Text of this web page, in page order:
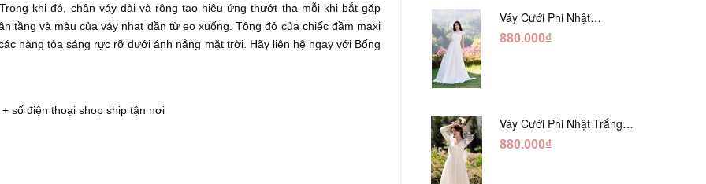
khi đó, chân váy dài và rộng tạo hiệu ứng thướt tha mỗi khi bắt gặp
tầng và màu của váy nhạt dần từ eo xuống. Tông đỏ của chiếc đầm maxi
nàng tỏa sáng rực rỡ dưới ánh nắng mặt trời. Hãy liên hệ ngay với Bống
số điện thoại shop ship tận nơi
Váy Cưới Phi Nhật
Trắng Cúp Chéo DC543
880.000₫
Váy Cưới Phi Nhật Trắng
Tay Phối Ren Lửng DC554
880.000₫